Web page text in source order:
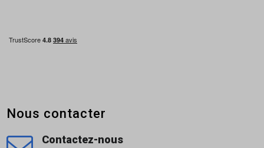
Nous contacter
Contactez-nous